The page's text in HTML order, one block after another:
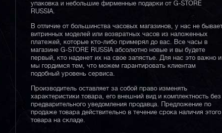
упаковка и небольшие фирменные подарки от G-STORE
RUSSIA.
В отличие от большинства часовых магазинов, у нас не
витринных моделей или возвратных часов из наложенных
платежей, которые кто-либо примерял до вас. Все часы в
магазине G-STORE RUSSIA абсолютно новые и вы будете
первый, кто наденет их на свое запястье. Для нас это важно и
мы гордимся тем, что можем гарантировать клиентам
подобный уровень сервиса.
Производитель оставляет за собой право изменять
характеристики товара, его внешний вид и комплектность без
предварительного уведомления продавца. Предложение по
продаже товара действительно в течение срока наличия этого
товара на складе.